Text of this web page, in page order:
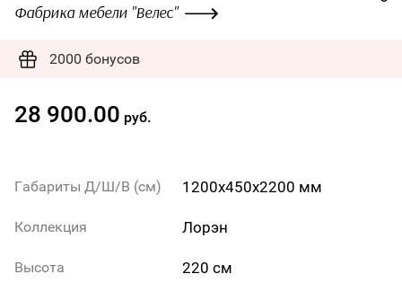
Фабрика мебели "Велес"
2000 бонусов
28 900.00 руб.
Габариты Д/Ш/В (см) 1200х450х2200 мм
Коллекция Лорэн
Высота 220 см